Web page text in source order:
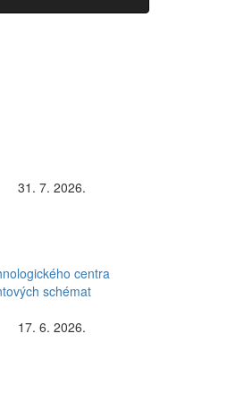
31. 7. 2026.
centra
schémat
17. 6. 2026.